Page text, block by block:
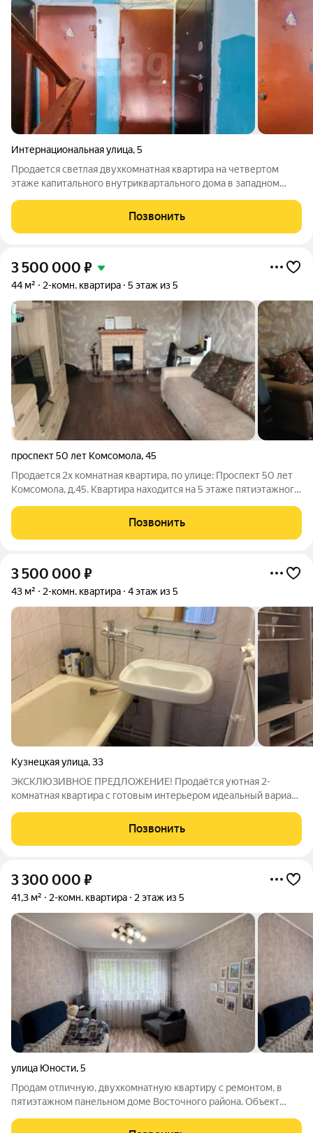
Интернациональная улица,5
Продается светлая двухкомнатная квартира на четвертом
этаже капитального внутриквартального дома в западном
расположение. Дом отличается спокойной атмосферой и
доброжелательными соседями. В квартире
Позвонить
3 500 000 ₽
44 м² 2-комн. квартира 5 этаж из 5
проспект 50 лет Комсомола,45
Продается 2х комнатная квартира, по улице: Проспект 50 лет
Комсомола, д.45. Квартира находится на 5 этаже пятиэтажного
полу линолеум. Окна пластиковые, балкон застеклен. В ванной
и сан.узле
Позвонить
3 500 000 ₽
43 м² 2-комн. квартира 4 этаж из 5
Кузнецкая улица,33
ЭКСКЛЮЗИВНОЕ ПРЕДЛОЖЕНИЕ! Продаётся уютная 2-
комнатная квартира с готовым интерьером идеальный вариант
Позвонить
3 300 000 ₽
41,3 м² 2-комн. квартира 2 этаж из 5
улица Юности,5
Продам отличную, двухкомнатную квартиру с ремонтом, в
пятиэтажном панельном доме Восточного района. Объект
удобный подъем и оптимальную инсоляцию. Отличная